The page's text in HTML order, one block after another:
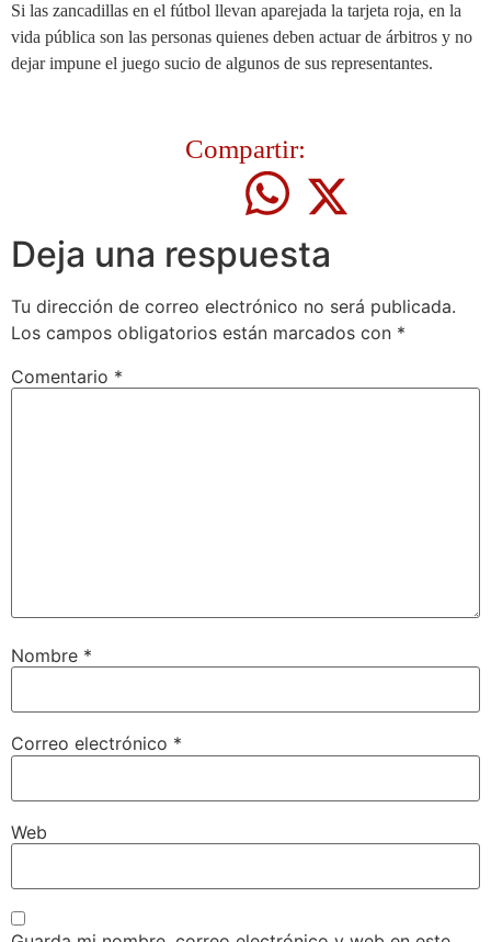
Si las zancadillas en el fútbol llevan aparejada la tarjeta roja, en la
vida pública son las personas quienes deben actuar de árbitros y no
dejar impune el juego sucio de algunos de sus representantes.
Compartir:
Deja una respuesta
Tu dirección de correo electrónico no será publicada.
Los campos obligatorios están marcados con *
Comentario *
Nombre *
Correo electrónico *
Web